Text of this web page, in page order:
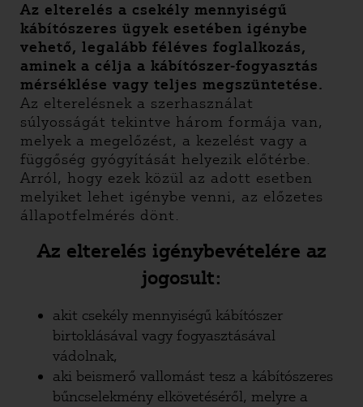
Az elterelés a csekély mennyiségű
kábítószeres ügyek esetében igénybe
vehető, legalább féléves foglalkozás,
aminek a célja a kábítószer-fogyasztás
mérséklése vagy teljes megszüntetése.
Az elterelésnek a szerhasználat
súlyosságát tekintve három formája van,
melyek a megelőzést, a kezelést vagy a
függőség gyógyítását helyezik előtérbe.
Arról, hogy ezek közül az adott esetben
melyiket lehet igénybe venni, az előzetes
állapotfelmérés dönt.
Az elterelés igénybevételére az
jogosult:
akit csekély mennyiségű kábítószer
birtoklásával vagy fogyasztásával
vádolnak,
aki beismerő vallomást tesz a kábítószeres
bűncselekmény elkövetéséről, melyre a